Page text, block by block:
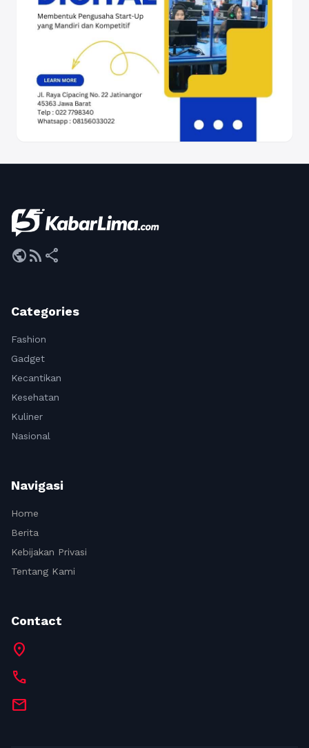
publicrss_feed share
Categories
Fashion
Gadget
Kecantikan
Kesehatan
Kuliner
Nasional
Navigasi
Home
Berita
Kebijakan Privasi
Tentang Kami
Contact
location_on
call
mail